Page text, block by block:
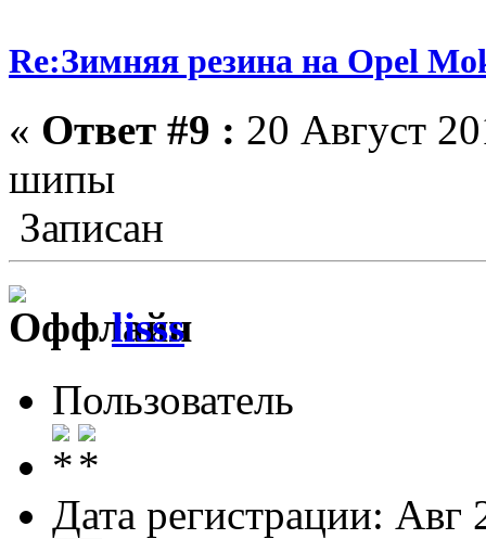
Re:Зимняя резина на Opel
« Ответ #9 : 20 Август
шипы
Записан
lisss
Пользователь
Дата регистрации: Авг